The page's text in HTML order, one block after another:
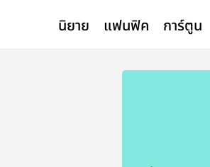
นิยาย แฟนฟิค การ์ตูน